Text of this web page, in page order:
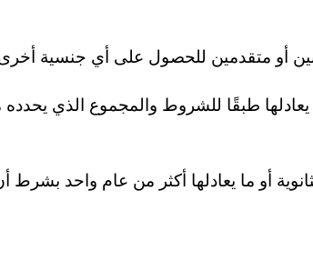
أو متقدمين للحصول على أي جنسية
يعادلها طبقًا للشروط والمجموع الذي
أو ما يعادلها أكثر من عام واحد بشرط